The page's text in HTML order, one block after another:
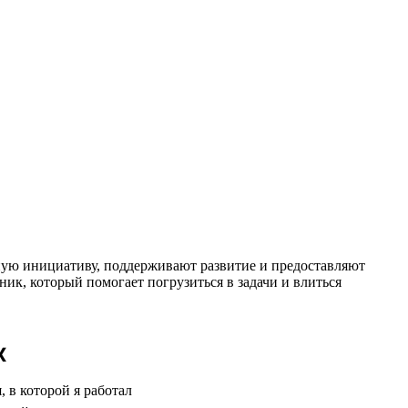
инициативу, поддерживают развитие и предоставляют
который помогает погрузиться в задачи и влиться
которой я работал